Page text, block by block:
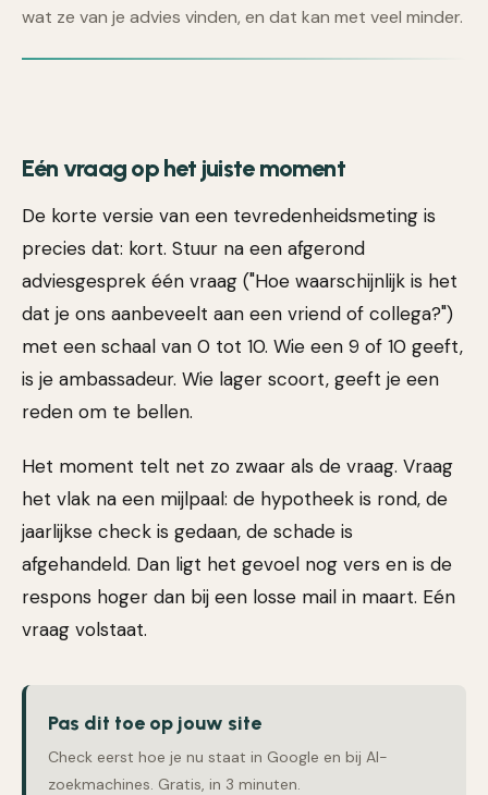
wat ze van je advies vinden, en dat kan met veel minder.
Eén vraag op het juiste moment
De korte versie van een tevredenheidsmeting is
precies dat: kort. Stuur na een afgerond
adviesgesprek één vraag ("Hoe waarschijnlijk is het
dat je ons aanbeveelt aan een vriend of collega?")
met een schaal van 0 tot 10. Wie een 9 of 10 geeft,
is je ambassadeur. Wie lager scoort, geeft je een
reden om te bellen.
Het moment telt net zo zwaar als de vraag. Vraag
het vlak na een mijlpaal: de hypotheek is rond, de
jaarlijkse check is gedaan, de schade is
afgehandeld. Dan ligt het gevoel nog vers en is de
respons hoger dan bij een losse mail in maart. Eén
vraag volstaat.
Pas dit toe op jouw site
Check eerst hoe je nu staat in Google en bij AI-
zoekmachines. Gratis, in 3 minuten.